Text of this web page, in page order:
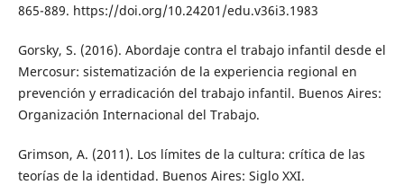
865-889. https://doi.org/10.24201/edu.v36i3.1983
Gorsky, S. (2016). Abordaje contra el trabajo infantil desde el
Mercosur: sistematización de la experiencia regional en
prevención y erradicación del trabajo infantil. Buenos Aires:
Organización Internacional del Trabajo.
Grimson, A. (2011). Los límites de la cultura: crítica de las
teorías de la identidad. Buenos Aires: Siglo XXI.